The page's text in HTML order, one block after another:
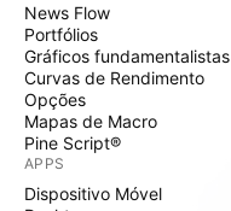
News Flow
Portfólios
Gráficos fundamentalistas
Curvas de Rendimento
Opções
Mapas de Macro
Pine Script®
APPS
Dispositivo Móvel